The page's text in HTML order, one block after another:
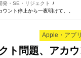
発・SE・リジェクト
ント停止から一夜明けて。。
Apple・アプ
ト問題、アカ